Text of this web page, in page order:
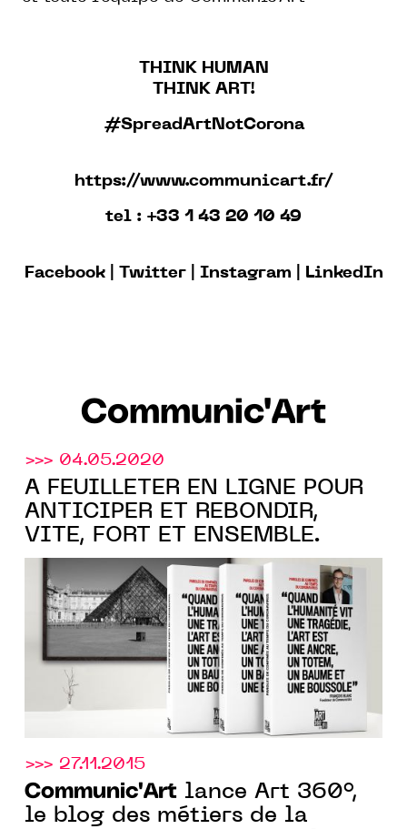
THINK HUMAN
THINK ART!
#SpreadArtNotCorona
https://www.communicart.fr/
tel : +33 1 43 20 10 49
Facebook| Twitter| Instagram LinkedIn
Communic'Art
>>> 04.05.2020
A FEUILLETER EN LIGNE POUR
ANTICIPER ET REBONDIR,
VITE, FORT ET ENSEMBLE.
>>> 27.11.2015
Communic'Art lance Art 360°,
le blog des métiers de la